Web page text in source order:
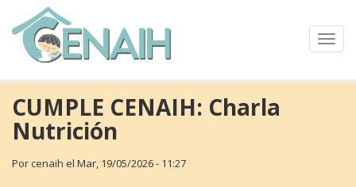
contenido
principal
CUMPLE CENAIH: Charla
Nutrición
Porcenaih el Mar, 19/05/2026 - 11:27